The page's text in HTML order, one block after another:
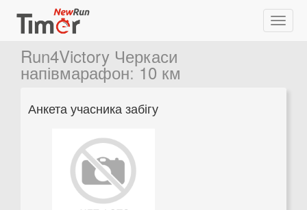
Run4Victory Черкаси
напівмарафон:10 км
Анкета учасника забігу